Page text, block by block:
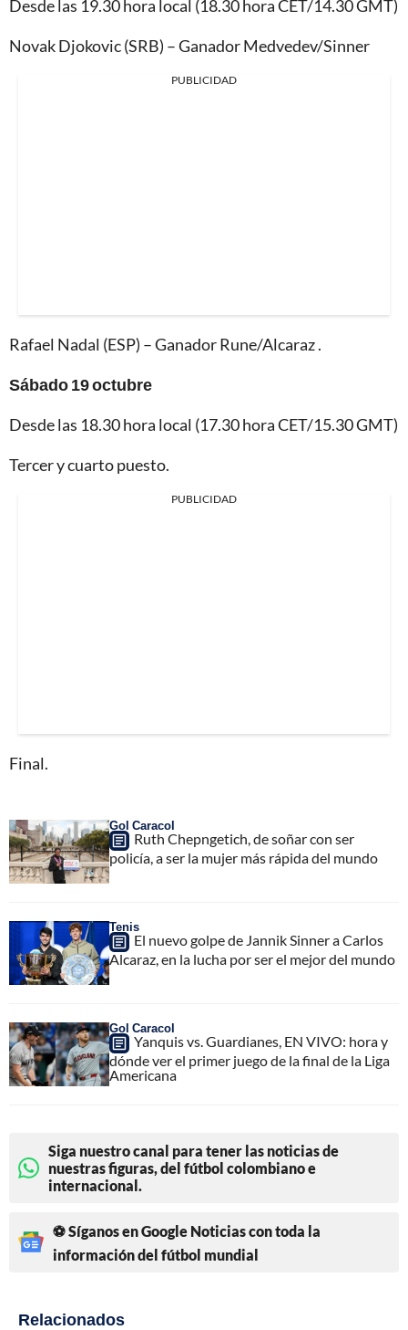
Desde las 19.30 hora local (18.30 hora CET/14.30 GMT)
Novak Djokovic (SRB) – Ganador Medvedev/Sinner
PUBLICIDAD
Rafael Nadal (ESP) – Ganador Rune/Alcaraz .
Sábado 19 octubre
Desde las 18.30 hora local (17.30 hora CET/15.30 GMT)
Tercer y cuarto puesto.
PUBLICIDAD
Final.
Gol Caracol
Ruth Chepngetich, de soñar con ser
policía, a ser la mujer más rápida del mundo
Tenis
El nuevo golpe de Jannik Sinner a Carlos
Alcaraz, en la lucha por ser el mejor del mundo
Gol Caracol
Yanquis vs. Guardianes, EN VIVO: hora y
dónde ver el primer juego de la final de la Liga
Americana
Siga nuestro canal para tener las noticias de
nuestras figuras, del fútbol colombiano e
internacional.
⚽ Síganos en Google Noticias con toda la
información del fútbol mundial
Relacionados